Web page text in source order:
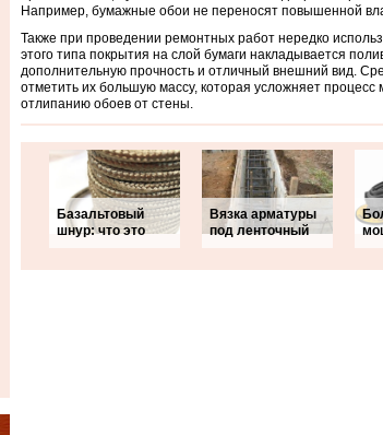
Например, бумажные обои не переносят повышенной
Также при проведении ремонтных работ нередко
этого типа покрытия на слой бумаги накладывается
дополнительную прочность и отличный внешний вид.
отметить их большую массу, которая усложняет
отлипанию обоев от стены.
Базальтовый
шнур: что это
Вязка арматуры
под ленточный